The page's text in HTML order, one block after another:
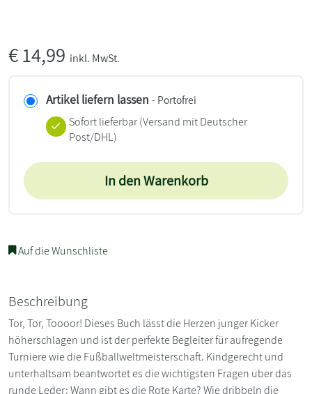
€14,99 inkl. MwSt.
Artikel liefern lassen - Portofrei
Sofort lieferbar(Versand mit Deutscher
Post/DHL)
In den Warenkorb
Auf die Wunschliste
Beschreibung
Tor, Tor, Toooor! Dieses Buch lässt die Herzen junger Kicker
höherschlagen und ist der perfekte Begleiter für aufregende
Turniere wie die Fußballweltmeisterschaft. Kindgerecht und
unterhaltsam beantwortet es die wichtigsten Fragen über das
runde Leder: Wann gibt es die Rote Karte? Wie dribbeln die